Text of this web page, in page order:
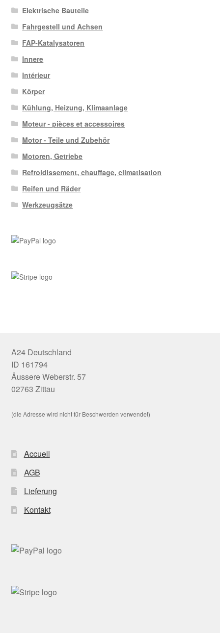
Elektrische Bauteile
Fahrgestell und Achsen
FAP-Katalysatoren
Innere
Intérieur
Körper
Kühlung, Heizung, Klimaanlage
Moteur - pièces et accessoires
Motor - Teile und Zubehör
Motoren, Getriebe
Refroidissement, chauffage, climatisation
Reifen und Räder
Werkzeugsätze
A24 Deutschland
ID 161794
Äussere Weberstr. 57
02763 Zittau
(die Adresse wird nicht für Beschwerden verwendet)
Accueil
AGB
Lieferung
Kontakt